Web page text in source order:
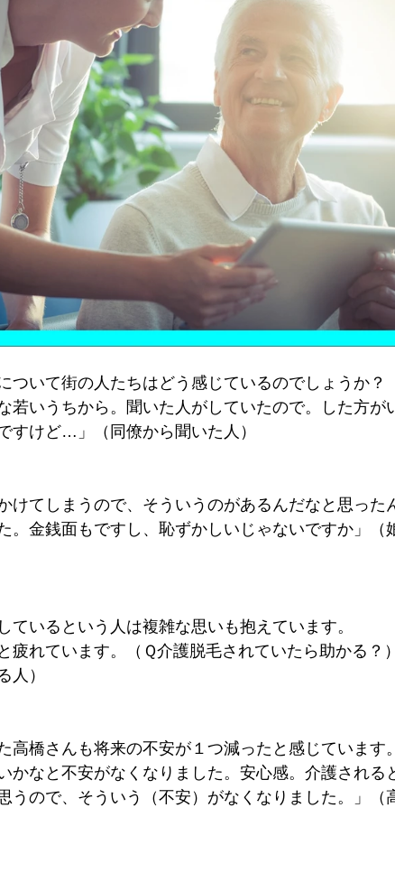
ついて街の人たちはどう感じているのでしょうか？
若いうちから。聞いた人がしていたので。した方が
すけど…」（同僚から聞いた人）
けてしまうので、そういうのがあるんだなと思った
。金銭面もですし、恥ずかしいじゃないですか」（
ているという人は複雑な思いも抱えています。
疲れています。（Ｑ介護脱毛されていたら助かる？
人）
高橋さんも将来の不安が１つ減ったと感じています。
かなと不安がなくなりました。安心感。介護される
うので、そういう（不安）がなくなりました。」（